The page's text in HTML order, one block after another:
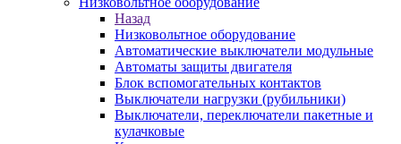
Назад
Низковольтное оборудование
Автоматические выключатели модульные
Автоматы защиты двигателя
Блок вспомогательных контактов
Выключатели нагрузки (рубильники)
Выключатели, переключатели пакетные и
кулачковые